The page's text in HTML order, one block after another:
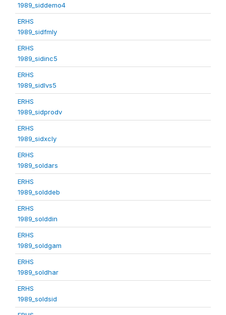
1989_siddemo4
ERHS
1989_sidfmly
ERHS
1989_sidinc5
ERHS
1989_sidlvs5
ERHS
1989_sidprodv
ERHS
1989_sidxcly
ERHS
1989_soldars
ERHS
1989_solddeb
ERHS
1989_solddin
ERHS
1989_soldgam
ERHS
1989_soldhar
ERHS
1989_soldsid